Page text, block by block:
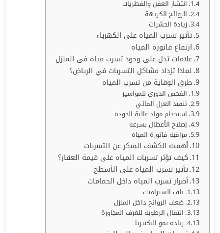
انتشار العفن والفطريات
الروائح الكريهة
زيادة الحشرات
تأثير تسرب المياه على الكهرباء
ارتفاع فاتورة المياه
علامات تدل على وجود تسرب مياه في المنزل
لماذا تزداد مشاكل التسربات في الرياض؟
طرق الوقاية من تسرب المياه
الفحص الدوري للمواسير
تنفيذ العزل المائي
استخدام مواد عالية الجودة
إصلاح الأعطال بسرعة
مراقبة فاتورة المياه
أهمية الكشف المبكر عن التسربات
كيف تؤثر تسربات المياه على قيمة العقار؟
تأثير تسرب المياه على الأسطح
أضرار تسرب المياه داخل الحمامات
تلف السيراميك
ضعف الروائح داخل المنزل
انتقال الرطوبة للغرف المجاورة
زيادة نمو البكتيريا